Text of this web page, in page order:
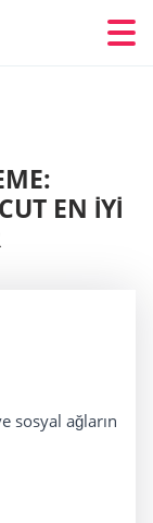
EN IYI
sosyal ağların